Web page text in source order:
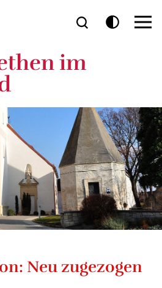
im
Neu zugezogen